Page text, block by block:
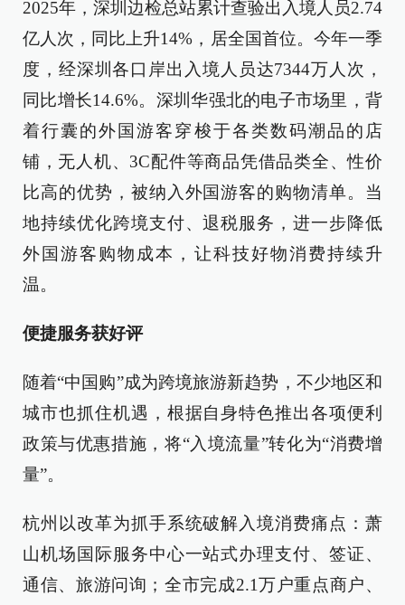
2025年，深圳边检总站累计查验出入境人员2.74
亿人次，同比上升14%，居全国首位。今年一季
度，经深圳各口岸出入境人员达7344万人次，
同比增长14.6%。深圳华强北的电子市场里，背
着行囊的外国游客穿梭于各类数码潮品的店
铺，无人机、3C配件等商品凭借品类全、性价
比高的优势，被纳入外国游客的购物清单。当
地持续优化跨境支付、退税服务，进一步降低
外国游客购物成本，让科技好物消费持续升
温。
便捷服务获好评
随着“中国购”成为跨境旅游新趋势，不少地区和
城市也抓住机遇，根据自身特色推出各项便利
政策与优惠措施，将“入境流量”转化为“消费增
量”。
杭州以改革为抓手系统破解入境消费痛点：萧
山机场国际服务中心一站式办理支付、签证、
通信、旅游问询；全市完成2.1万户重点商户、